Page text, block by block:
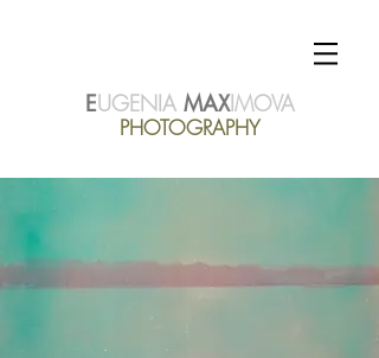
EUGENIA MAXIMOVA
PHOTOGRAPHY